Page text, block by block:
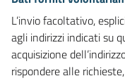
L’invio facoltativo,
agli indirizzi indicati su
acquisizione
rispondere alle